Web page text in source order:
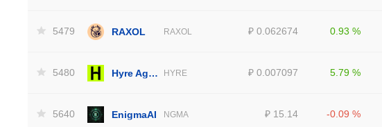
5479 RAXOL RAXOL ₽ 0.062674 0.93 %
5480 HYRE ₽ 0.007097 5.79 %
5640 EnigmaAI NGMA ₽ 15.14 -0.09 %